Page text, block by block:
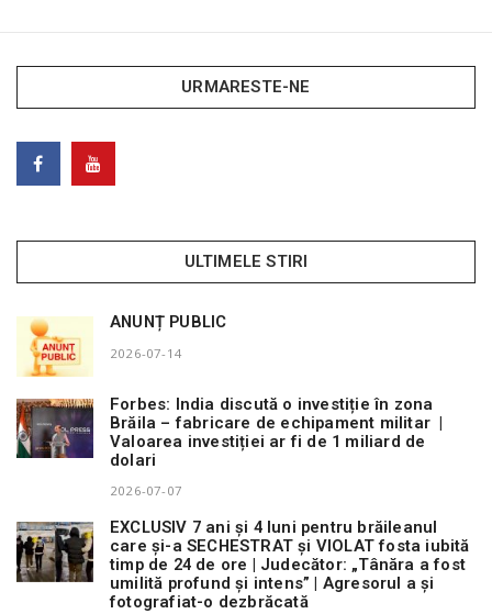
URMARESTE-NE
ULTIMELE STIRI
ANUNȚ PUBLIC
2026-07-14
Forbes: India discută o investiție în zona
Brăila – fabricare de echipament militar |
Valoarea investiției ar fi de 1 miliard de
dolari
2026-07-07
EXCLUSIV 7 ani și 4 luni pentru brăileanul
care și-a SECHESTRAT și VIOLAT fosta iubită
timp de 24 de ore | Judecător: „Tânăra a fost
umilită profund și intens” | Agresorul a și
fotografiat-o dezbrăcată